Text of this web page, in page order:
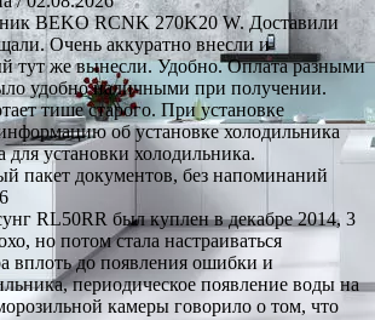
BEKO RCNK 270K20 W. Доставили
Очень аккуратно внесли и
тут же вынесли. Удобно. Оплата разными
удобно наличными при получении.
тише старого. При установке
об установке холодильника
для установки холодильника.
пакет документов, без напоминаний
RL50RR был куплен в декабре 2014, 3
но потом стала настраиваться
вплоть до появления ошибки и
периодическое появление воды на
камеры говорило о том, что